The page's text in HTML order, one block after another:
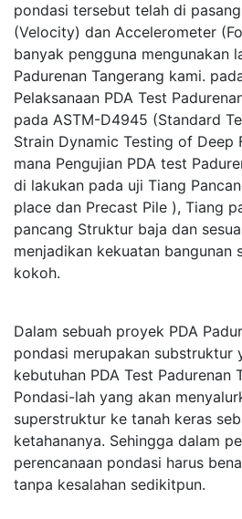
pondasi tersebut telah di
(Velocity) dan Accelerometer
banyak pengguna mengunakan
Padurenan Tangerang kami.
Pelaksanaan PDA Test
pada ASTM-D4945 (Standard
Strain Dynamic Testing of Deep
mana Pengujian PDA test
di lakukan pada uji Tiang
place dan Precast Pile ), Tiang
pancang Struktur baja dan
menjadikan kekuatan bangunan
kokoh.
Dalam sebuah proyek PDA
pondasi merupakan substruktur
kebutuhan PDA Test Padurenan
Pondasi-lah yang akan
superstruktur ke tanah keras
ketahananya. Sehingga dalam
perencanaan pondasi harus
tanpa kesalahan sedikitpun.